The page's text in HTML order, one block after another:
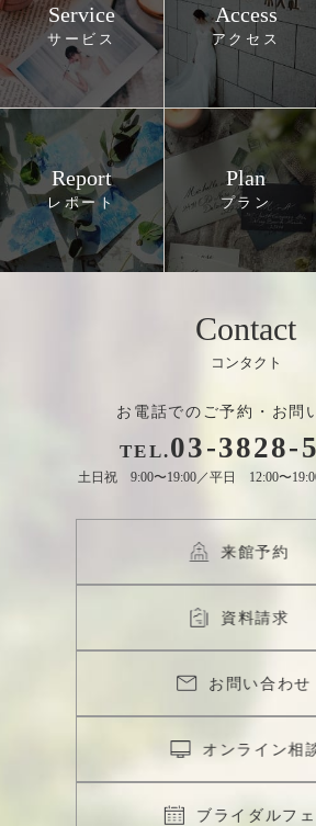
Service Access
Report Plan
Contact
お電話でのご予約・お問
TEL.03-3828-
土日祝 9:00〜19:00／平日 12:00〜
来館予約
資料請求
お問い合わせ
オンライン相
ブライダルフ